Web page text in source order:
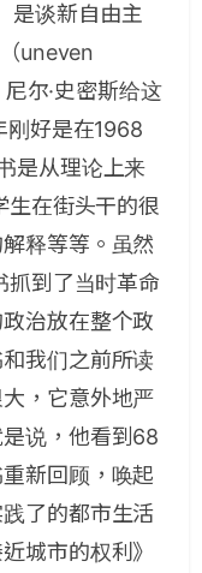
谈新自由主
uneven
尔·史密斯给这
刚好是在1968
是从理论上来
生在街头干的很
释等等。虽然
抓到了当时革命
治放在整个政
我们之前所读
，它意外地严
说，他看到68
新回顾，唤起
了的都市生活
城市的权利》